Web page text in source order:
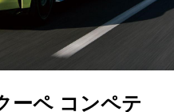
ーペ コンペテ